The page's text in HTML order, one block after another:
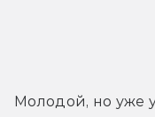
Молодой, но уже